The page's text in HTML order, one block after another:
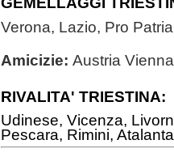
Verona, Lazio, Pro
Amicizie: Austria
RIVALITA' TRIESTINA:
Udinese, Vicenza,
Pescara, Rimini,